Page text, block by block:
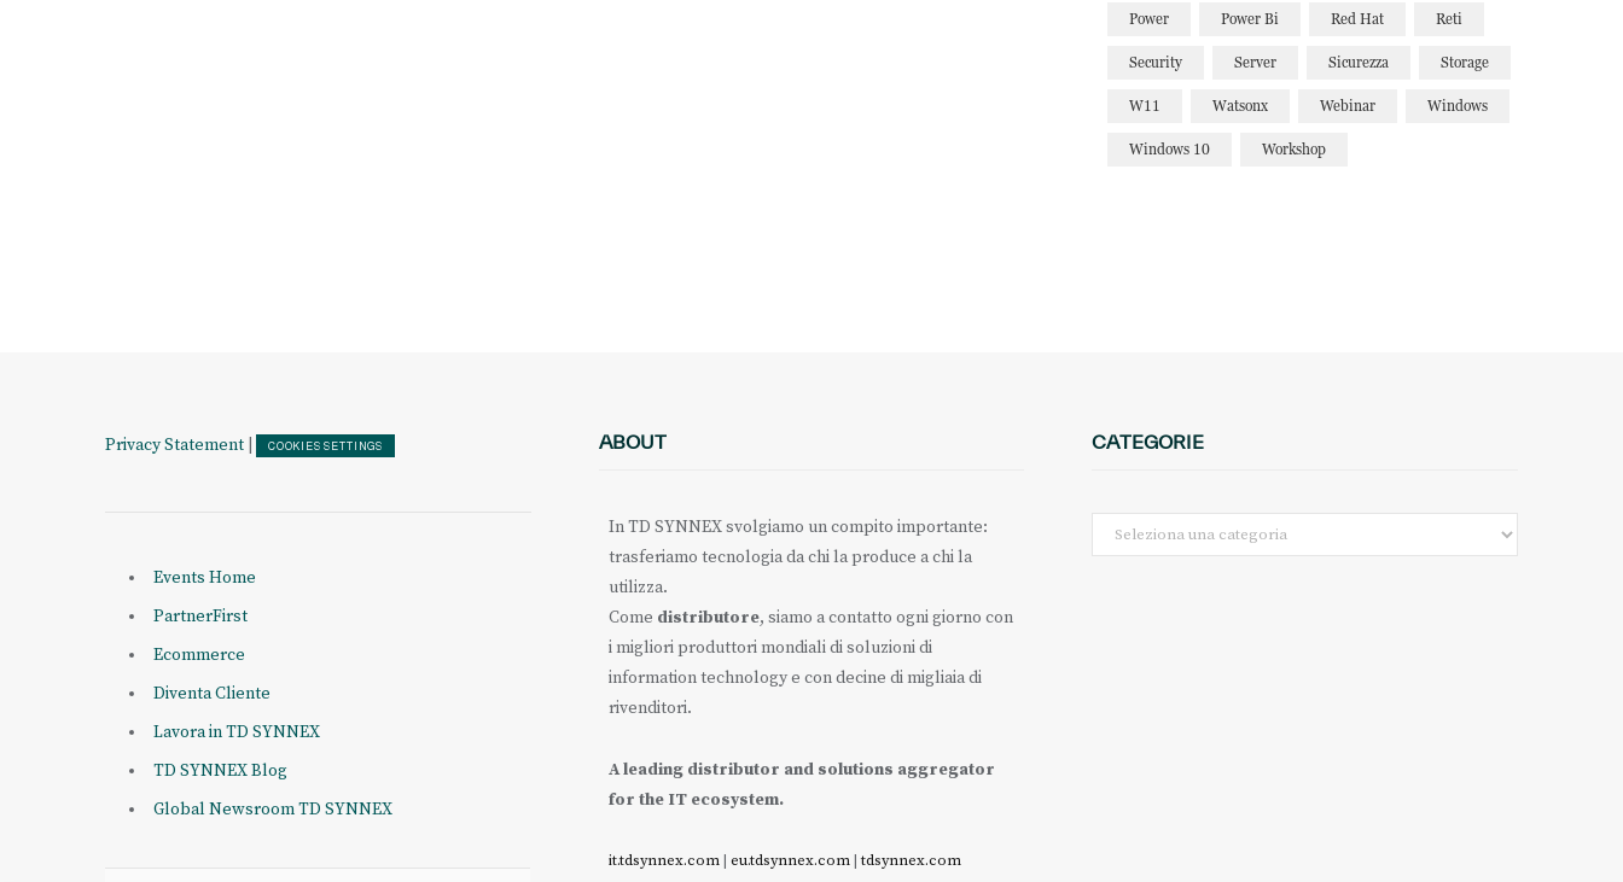
Power Power Bi Red Hat Reti
Security Server Sicurezza Storage
W11 Watsonx Webinar Windows
Windows 10 Workshop
Privacy Statement COOKIES SETTINGS
Events Home
PartnerFirst
Ecommerce
Diventa Cliente
Lavora in TD SYNNEX
TD SYNNEX Blog
Global Newsroom TD SYNNEX
ABOUT
In TD SYNNEX svolgiamo un compito importante:
trasferiamo tecnologia da chi la produce a chi la
utilizza.
Come distributore, siamo a contatto ogni giorno con
i migliori produttori mondiali di soluzioni di
information technology e con decine di migliaia di
rivenditori.
A leading distributor and solutions aggregator
for the IT ecosystem.
it.tdsynnex.com| eu.tdsynnex.com|tdsynnex.com
CATEGORIE
Categorie